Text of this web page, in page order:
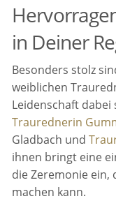
in Deiner
Besonders stolz
weiblichen
Leidenschaft dabei
Traurednerin
Gladbach und
ihnen bringt eine
die Zeremonie ein,
machen kann.